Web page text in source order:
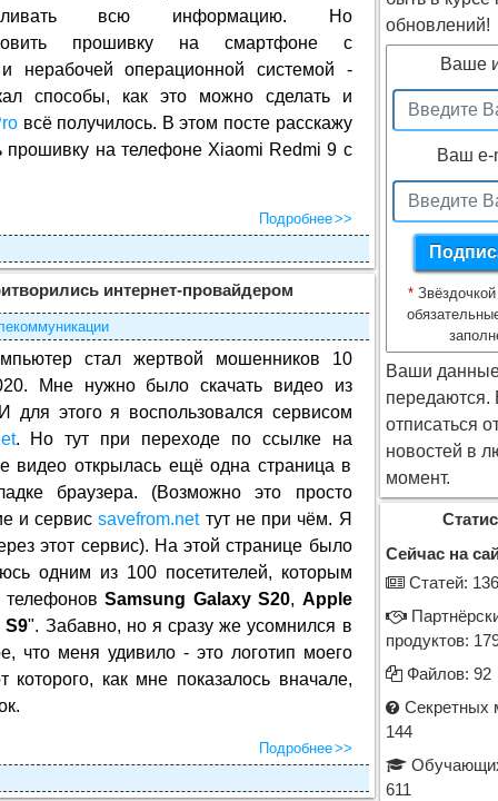
всю информацию. Но
прошивку на смартфоне с
и нерабочей операционной системой -
способы, как это можно сделать и
всё получилось. В этом посте расскажу
прошивку на телефоне Xiaomi Redmi 9 с
Подробнее
интернет-провайдером
стал жертвой мошенников 10
Мне нужно было скачать видео из
для этого я воспользовался сервисом
. Но тут при переходе по ссылке на
видео открылась ещё одна страница в
браузера. (Возможно это просто
и сервисsavefrom.netтут не при чём. Я
этот сервис). На этой странице было
одним из 100 посетителей, которым
Samsung Galaxy S20, Apple
S9". Забавно, но я сразу же усомнился в
что меня удивило - это логотип моего
которого, как мне показалось вначале,
Подробнее
обновлений!
Ваше
Ваш e-
*
Ваши
отписаться
новостей в
момент.
Сейчас на
Cтатей: 136
продуктов:
Файлов: 92
Секретных
144
611